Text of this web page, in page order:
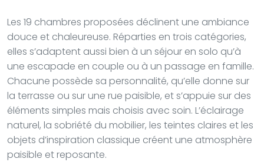
Les 19 chambres proposées déclinent une ambiance
douce et chaleureuse. Réparties en trois catégories,
elles s’adaptent aussi bien à un séjour en solo qu’à
une escapade en couple ou à un passage en famille.
Chacune possède sa personnalité, qu’elle donne sur
la terrasse ou sur une rue paisible, et s’appuie sur des
éléments simples mais choisis avec soin. L’éclairage
naturel, la sobriété du mobilier, les teintes claires et les
objets d’inspiration classique créent une atmosphère
paisible et reposante.